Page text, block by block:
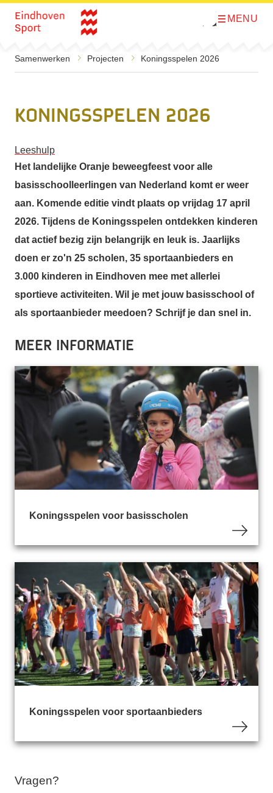
Direct naar de inhoud
O
n
MENU
Samenwerken Projecten Koningsspelen 2026
Koningsspelen 2026
Leeshulp
Het landelijke Oranje beweegfeest voor alle
basisschoolleerlingen van Nederland komt er weer
aan. Komende editie vindt plaats op vrijdag 17 april
2026. Tijdens de Koningsspelen ontdekken kinderen
dat actief bezig zijn belangrijk en leuk is. Jaarlijks
doen er zo'n 25 scholen, 35 sportaanbieders en
3.000 kinderen in Eindhoven mee met allerlei
sportieve activiteiten. Wil je met jouw basisschool of
als sportaanbieder meedoen? Schrijf je dan snel in.
Meer informatie
Koningsspelen voor basisscholen
Koningsspelen voor sportaanbieders
Vragen?